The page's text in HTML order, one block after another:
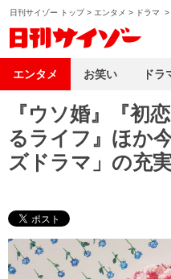
日刊サイゾー トップ> エンタメ > ドラマ >
『ウソ婚』『初
るライフ』ほか
ズドラマ」の充
エンタメ お笑い ドラ